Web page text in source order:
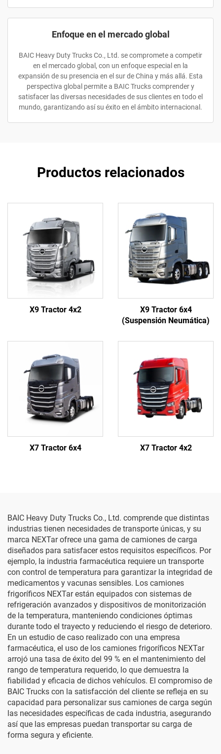
Enfoque en el mercado global
BAIC Heavy Duty Trucks Co., Ltd. se compromete a competir
en el mercado global, con un enfoque especial en la
expansión de su presencia en el sur de China y más allá. Esta
perspectiva global permite a BAIC Trucks comprender y
satisfacer las diversas necesidades de sus clientes en todo el
mundo, garantizando así su éxito en el ámbito internacional.
Productos relacionados
X9 Tractor 4x2
X9 Tractor 6x4
(Suspensión Neumática)
X7 Tractor 6x4 X7 Tractor 4x2
BAIC Heavy Duty Trucks Co., Ltd. comprende que distintas
industrias tienen necesidades de transporte únicas, y su
marca NEXTar ofrece una gama de camiones de carga
diseñados para satisfacer estos requisitos específicos. Por
ejemplo, la industria farmacéutica requiere un transporte
con control de temperatura para garantizar la integridad de
medicamentos y vacunas sensibles. Los camiones
frigoríficos NEXTar están equipados con sistemas de
refrigeración avanzados y dispositivos de monitorización
de la temperatura, manteniendo condiciones óptimas
durante todo el trayecto y reduciendo el riesgo de deterioro.
En un estudio de caso realizado con una empresa
farmacéutica, el uso de los camiones frigoríficos NEXTar
arrojó una tasa de éxito del 99 % en el mantenimiento del
rango de temperatura requerido, lo que demuestra la
fiabilidad y eficacia de dichos vehículos. El compromiso de
BAIC Trucks con la satisfacción del cliente se refleja en su
capacidad para personalizar sus camiones de carga según
las necesidades específicas de cada industria, asegurando
así que las empresas puedan transportar su carga de
forma segura y eficiente.